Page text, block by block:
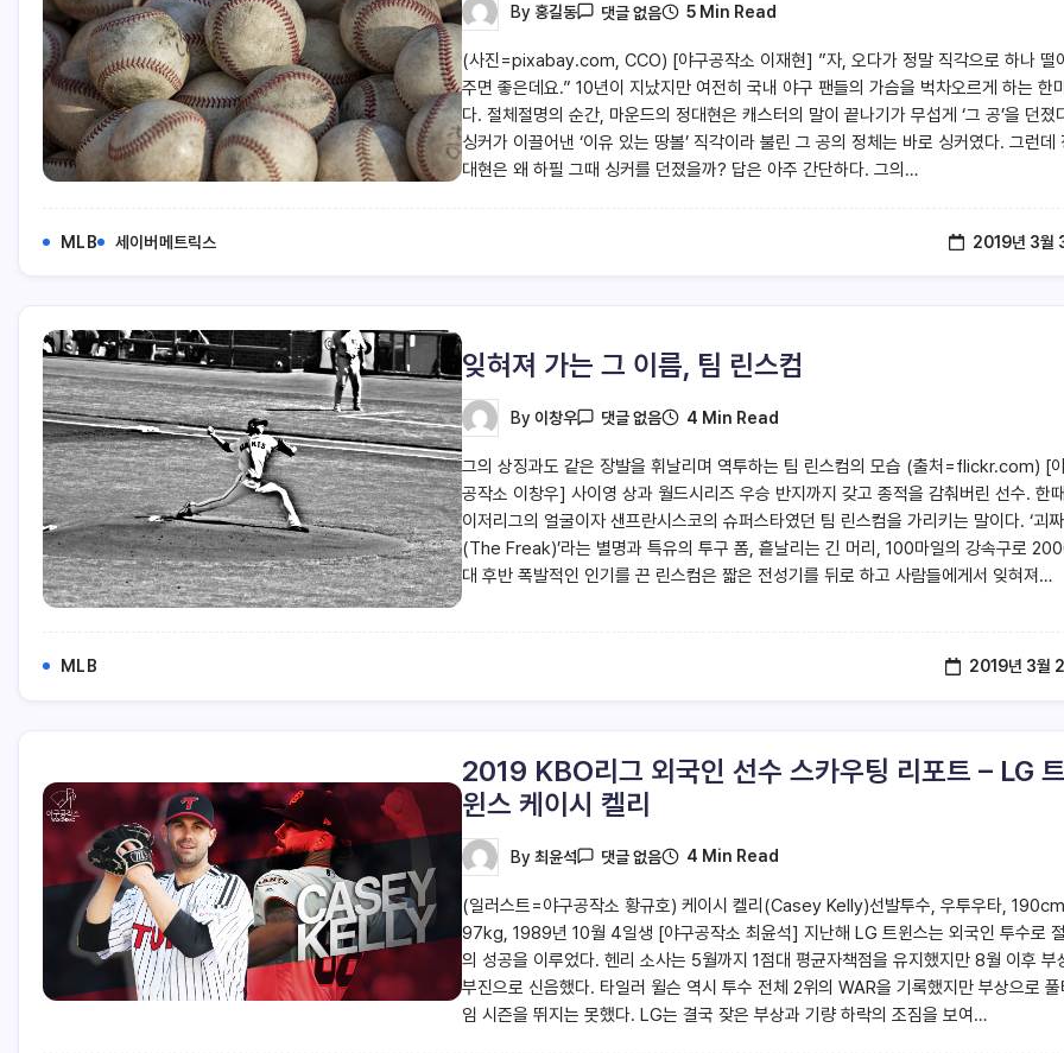
By 홍길동 댓글 없음 5 Min Read
(사진=pixabay.com, CCO) [야구공작소 이재현] ”자, 오다가 정말 직각으로 하나 떨
주면 좋은데요.” 10년이 지났지만 여전히 국내 야구 팬들의 가슴을 벅차오르게 하는 한
다. 절체절명의 순간, 마운드의 정대현은 캐스터의 말이 끝나기가 무섭게 ‘그 공’을 던졌
싱커가 이끌어낸 ‘이유 있는 땅볼’ 직각이라 불린 그 공의 정체는 바로 싱커였다. 그런데
대현은 왜 하필 그때 싱커를 던졌을까? 답은 아주 간단하다. 그의…
MLB 세이버메트릭스 2019년 3월
잊혀져 가는 그 이름, 팀 린스컴
By 이창우 댓글 없음 4 Min Read
그의 상징과도 같은 장발을 휘날리며 역투하는 팀 린스컴의 모습 (출처=flickr.com) [
공작소 이창우] 사이영 상과 월드시리즈 우승 반지까지 갖고 종적을 감춰버린 선수. 한
이저리그의 얼굴이자 샌프란시스코의 슈퍼스타였던 팀 린스컴을 가리키는 말이다. ‘괴짜
(The Freak)’라는 별명과 특유의 투구 폼, 흩날리는 긴 머리, 100마일의 강속구로
대 후반 폭발적인 인기를 끈 린스컴은 짧은 전성기를 뒤로 하고 사람들에게서 잊혀져…
MLB 2019년 3월
2019 KBO리그 외국인 선수 스카우팅 리포트 – LG 트
윈스 케이시 켈리
By 최윤석 댓글 없음 4 Min Read
(일러스트=야구공작소 황규호) 케이시 켈리(Casey Kelly)선발투수, 우투우타,
97kg, 1989년 10월 4일생 [야구공작소 최윤석] 지난해 LG 트윈스는 외국인 투수로
의 성공을 이루었다. 헨리 소사는 5월까지 1점대 평균자책점을 유지했지만 8월 이후 부
부진으로 신음했다. 타일러 윌슨 역시 투수 전체 2위의 WAR을 기록했지만 부상으로 풀
임 시즌을 뛰지는 못했다. LG는 결국 잦은 부상과 기량 하락의 조짐을 보여…